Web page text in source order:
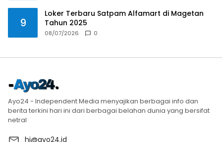
9
Loker Terbaru Satpam Alfamart di Magetan
Tahun 2025
08/07/2026 0
Ayo24 - Independent Media menyajikan berbagai info dan
berita terkini hari ini dari berbagai belahan dunia yang bersifat
netral
hi@ayo24.id